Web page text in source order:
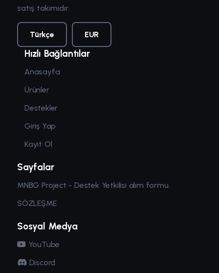
satış takımıdır.
Türkçe EUR
Hızlı Bağlantılar
Anasayfa
Ürünler
Destekler
Giriş Yap
Kayıt Ol
Sayfalar
MNBG Project - Destek Yetkilisi alım formu.
SÖZLEŞME
Sosyal Medya
YouTube
Discord